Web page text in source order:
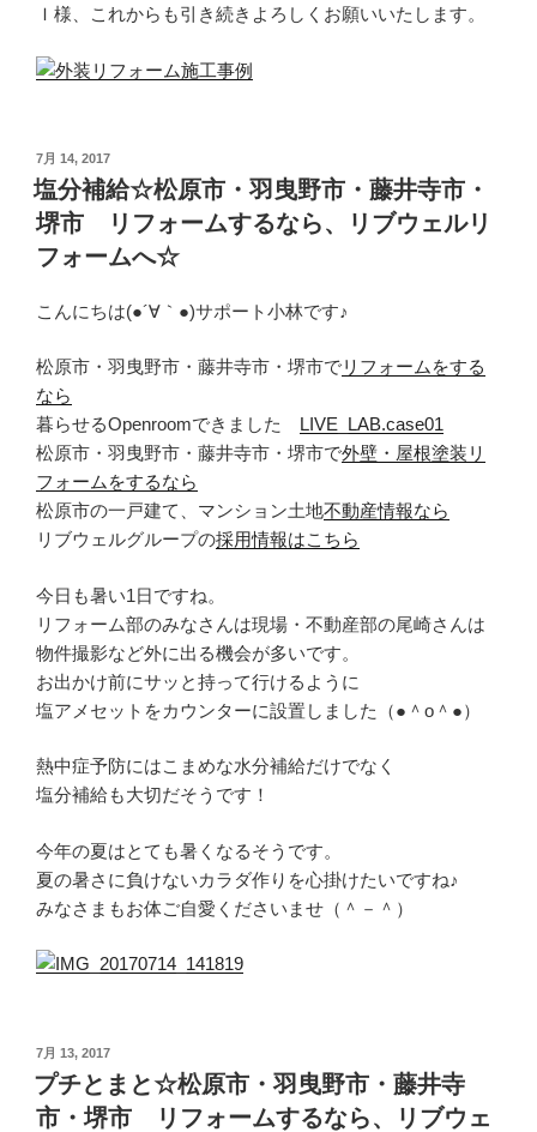
Ｉ様、これからも引き続きよろしくお願いいたします。
投
稿
日:
7月 14, 2017
塩分補給☆松原市・羽曳野市・藤井寺市・
堺市 リフォームするなら、リブウェルリ
フォームへ☆
こんにちは(●´∀｀●)サポート小林です♪
松原市・羽曳野市・藤井寺市・堺市でリフォームをする
なら
暮らせるOpenroomできました LIVE_LAB.case01
松原市・羽曳野市・藤井寺市・堺市で外壁・屋根塗装リ
フォームをするなら
松原市の一戸建て、マンション土地不動産情報なら
リブウェルグループの採用情報はこちら
今日も暑い1日ですね。
リフォーム部のみなさんは現場・不動産部の尾崎さんは
物件撮影など外に出る機会が多いです。
お出かけ前にサッと持って行けるように
塩アメセットをカウンターに設置しました（●＾o＾●）
熱中症予防にはこまめな水分補給だけでなく
塩分補給も大切だそうです！
今年の夏はとても暑くなるそうです。
夏の暑さに負けないカラダ作りを心掛けたいですね♪
みなさまもお体ご自愛くださいませ（＾－＾）
投
稿
日:
7月 13, 2017
プチとまと☆松原市・羽曳野市・藤井寺
市・堺市 リフォームするなら、リブウェ